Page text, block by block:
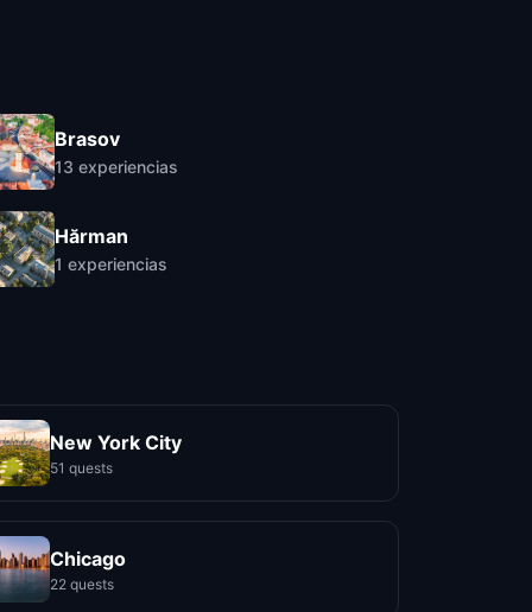
Brasov
13 experiencias
Hărman
1 experiencias
New York City
51 quests
Chicago
22 quests